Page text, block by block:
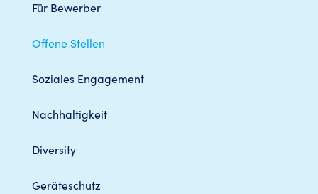
Für Bewerber
Offene Stellen
Soziales Engagement
Nachhaltigkeit
Diversity
Geräteschutz